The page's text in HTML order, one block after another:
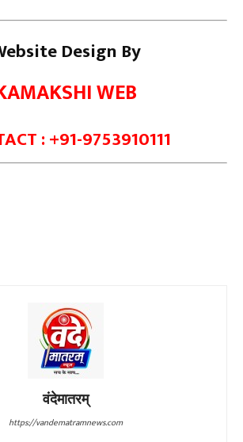
Design By
WEB
: +91-9753910111
वंदेमातरम्
https://vandematramnews.com